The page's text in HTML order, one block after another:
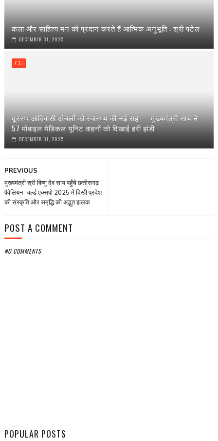
कला और साहित्य मन को प्रदान करते हैं आत्मिक अनुभूति : श्री पटेल
DECEMBER 31, 2025
CG
दूरस्थ आदिवासी अंचलों को स्वास्थ्य की नई राह — मुख्यमंत्री साय ने
57 मोबाइल मेडिकल यूनिट वाहनों को दिखाई हरी झंडी
DECEMBER 31, 2025
PREVIOUS
मुख्यमंत्री श्री विष्णु देव साय पहुँचे छत्तीसगढ़
पैवेलियन : वर्ल्ड एक्सपो 2025 में दिखी प्रदेश
की संस्कृति और समृद्धि की अद्भुत झलक
POST A COMMENT
NO COMMENTS
POPULAR POSTS